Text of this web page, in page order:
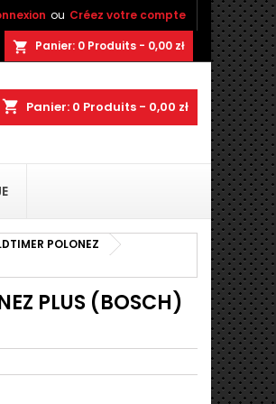
ou Créez votre compte
shopping_cart Panier: 0 Produits - 0,00 zł
shopping_cart Panier: 0 Produits - 0,00 zł
POLONEZ
PLUS (BOSCH)